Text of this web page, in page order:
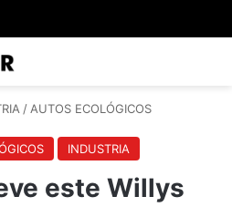
/AUTOS ECOLÓGICOS
INDUSTRIA
este Willys